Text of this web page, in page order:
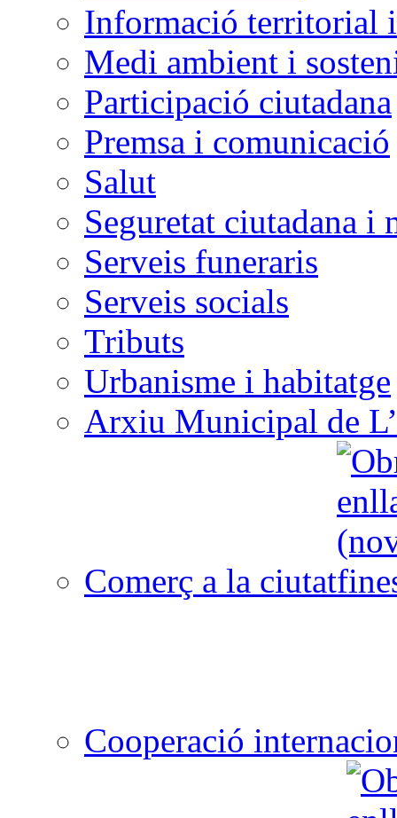
Informació territorial
Medi ambient i
Participació ciutadana
Premsa i comunicació
Salut
Seguretat ciutadana i
Serveis funeraris
Serveis socials
Tributs
Urbanisme i habitatge
Arxiu Municipal de
Comerç a la ciutat
Cooperació